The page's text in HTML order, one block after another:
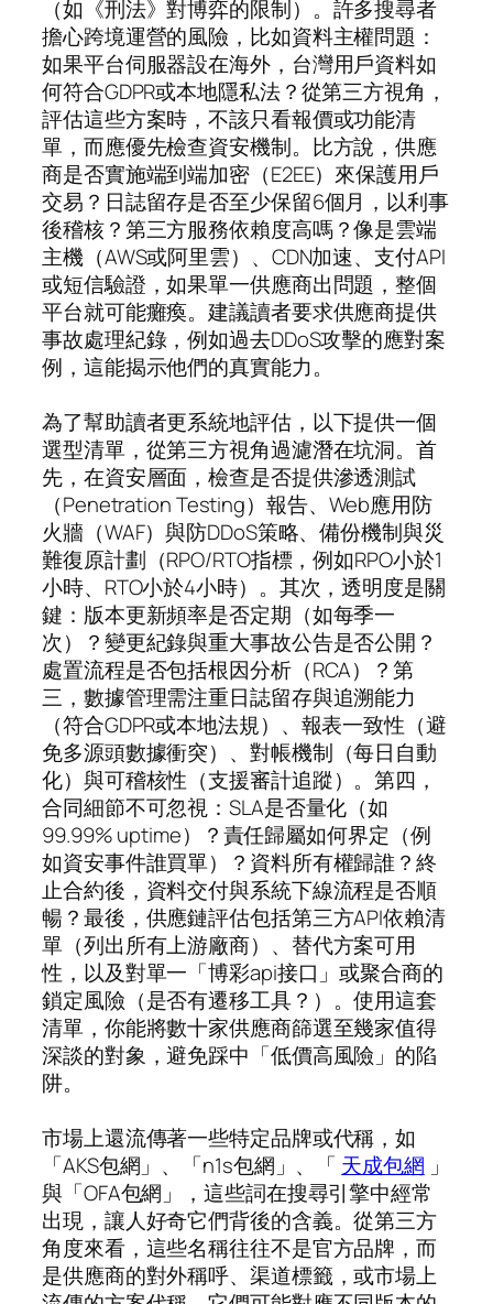
（如《刑法》對博弈的限制）。許多搜尋者
擔心跨境運營的風險，比如資料主權問題：
如果平台伺服器設在海外，台灣用戶資料如
何符合GDPR或本地隱私法？從第三方視角，
評估這些方案時，不該只看報價或功能清
單，而應優先檢查資安機制。比方說，供應
商是否實施端到端加密（E2EE）來保護用戶
交易？日誌留存是否至少保留6個月，以利事
後稽核？第三方服務依賴度高嗎？像是雲端
主機（AWS或阿里雲）、CDN加速、支付API
或短信驗證，如果單一供應商出問題，整個
平台就可能癱瘓。建議讀者要求供應商提供
事故處理紀錄，例如過去DDoS攻擊的應對案
例，這能揭示他們的真實能力。
為了幫助讀者更系統地評估，以下提供一個
選型清單，從第三方視角過濾潛在坑洞。首
先，在資安層面，檢查是否提供滲透測試
（Penetration Testing）報告、Web應用防
火牆（WAF）與防DDoS策略、備份機制與災
難復原計劃（RPO/RTO指標，例如RPO小於1
小時、RTO小於4小時）。其次，透明度是關
鍵：版本更新頻率是否定期（如每季一
次）？變更紀錄與重大事故公告是否公開？
處置流程是否包括根因分析（RCA）？第
三，數據管理需注重日誌留存與追溯能力
（符合GDPR或本地法規）、報表一致性（避
免多源頭數據衝突）、對帳機制（每日自動
化）與可稽核性（支援審計追蹤）。第四，
合同細節不可忽視：SLA是否量化（如
99.99% uptime）？責任歸屬如何界定（例
如資安事件誰買單）？資料所有權歸誰？終
止合約後，資料交付與系統下線流程是否順
暢？最後，供應鏈評估包括第三方API依賴清
單（列出所有上游廠商）、替代方案可用
性，以及對單一「博彩api接口」或聚合商的
鎖定風險（是否有遷移工具？）。使用這套
清單，你能將數十家供應商篩選至幾家值得
深談的對象，避免踩中「低價高風險」的陷
阱。
市場上還流傳著一些特定品牌或代稱，如
「AKS包網」、「n1s包網」、「 天成包網 」
與「OFA包網」，這些詞在搜尋引擎中經常
出現，讓人好奇它們背後的含義。從第三方
角度來看，這些名稱往往不是官方品牌，而
是供應商的對外稱呼、渠道標籤，或市場上